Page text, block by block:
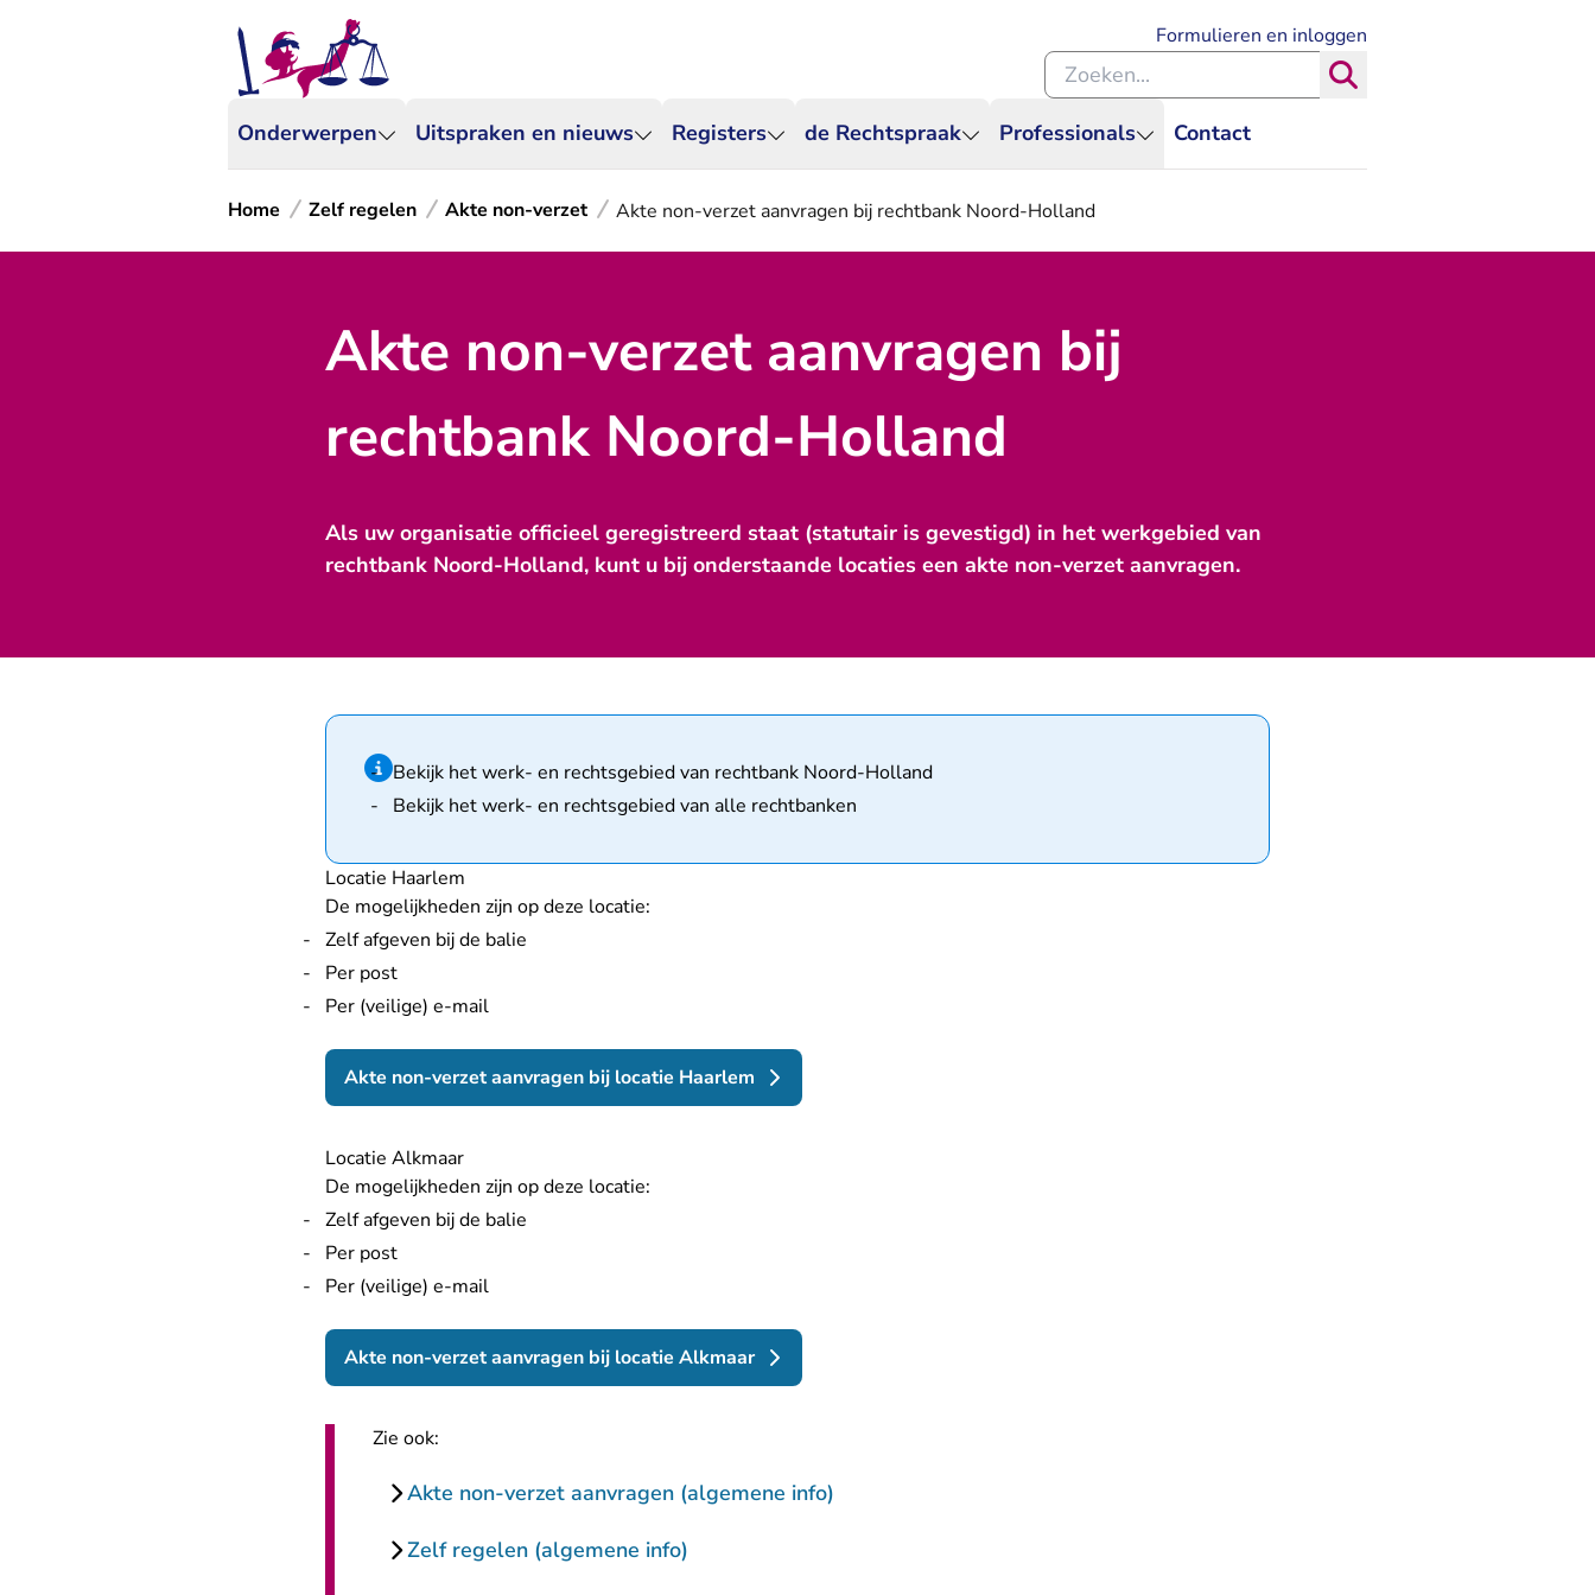
Onderwerpen Uitspraken en nieuws Registers de Rechtspraak Professionals Contact
Formulieren en inloggen
Zoeken binnen de Rechtspraak
Home Zelf regelen Akte non-verzet Akte non-verzet aanvragen bij rechtbank Noord-Holland
Akte non-verzet aanvragen bij
rechtbank Noord-Holland
Als uw organisatie officieel geregistreerd staat (statutair is gevestigd) in het werkgebied van
rechtbank Noord-Holland, kunt u bij onderstaande locaties een akte non-verzet aanvragen.
Hint van type informatie
Bekijk het werk- en rechtsgebied van rechtbank Noord-Holland
Bekijk het werk- en rechtsgebied van alle rechtbanken
Locatie Haarlem
De mogelijkheden zijn op deze locatie:
Zelf afgeven bij de balie
Per post
Per (veilige) e-mail
Akte non-verzet aanvragen bij locatie Haarlem
Locatie Alkmaar
De mogelijkheden zijn op deze locatie:
Zelf afgeven bij de balie
Per post
Per (veilige) e-mail
Akte non-verzet aanvragen bij locatie Alkmaar
Zie ook:
Akte non-verzet aanvragen (algemene info)
Zelf regelen (algemene info)